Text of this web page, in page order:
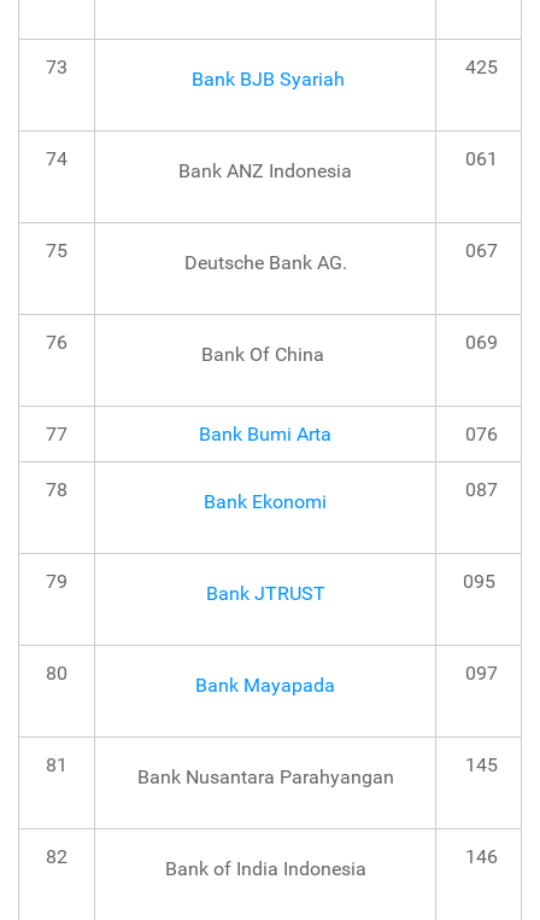
73
Bank BJB Syariah
425
74
Bank ANZ Indonesia
061
75
Deutsche Bank AG.
067
76
Bank Of China
069
77 Bank Bumi Arta 076
78
Bank Ekonomi
087
79
Bank JTRUST
095
80
Bank Mayapada
097
81
Bank Nusantara Parahyangan
145
82
Bank of India Indonesia
146